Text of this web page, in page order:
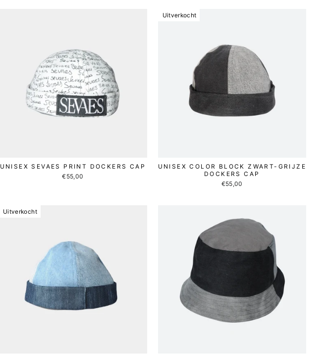
UNISEX SEVAES PRINT DOCKERS CAP
€55,00
Uitverkocht
UNISEX COLOR BLOCK ZWART-GRIJZE
DOCKERS CAP
€55,00
Uitverkocht